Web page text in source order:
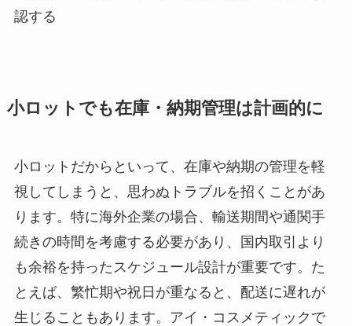
認する
小ロットでも在庫・納期管理は計画的に
小ロットだからといって、在庫や納期の管理を軽
視してしまうと、思わぬトラブルを招くことがあ
ります。特に海外企業の場合、輸送期間や通関手
続きの時間を考慮する必要があり、国内取引より
も余裕を持ったスケジュール設計が重要です。た
とえば、繁忙期や祝日が重なると、配送に遅れが
生じることもあります。アイ・コスメティックで